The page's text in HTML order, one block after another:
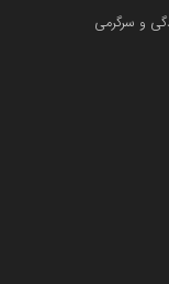
و سرگرمی